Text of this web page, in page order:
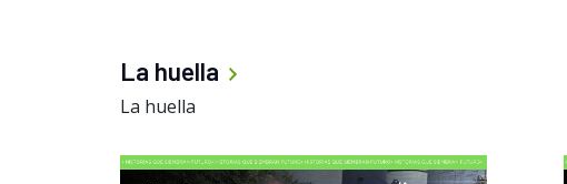
La huella
La huella